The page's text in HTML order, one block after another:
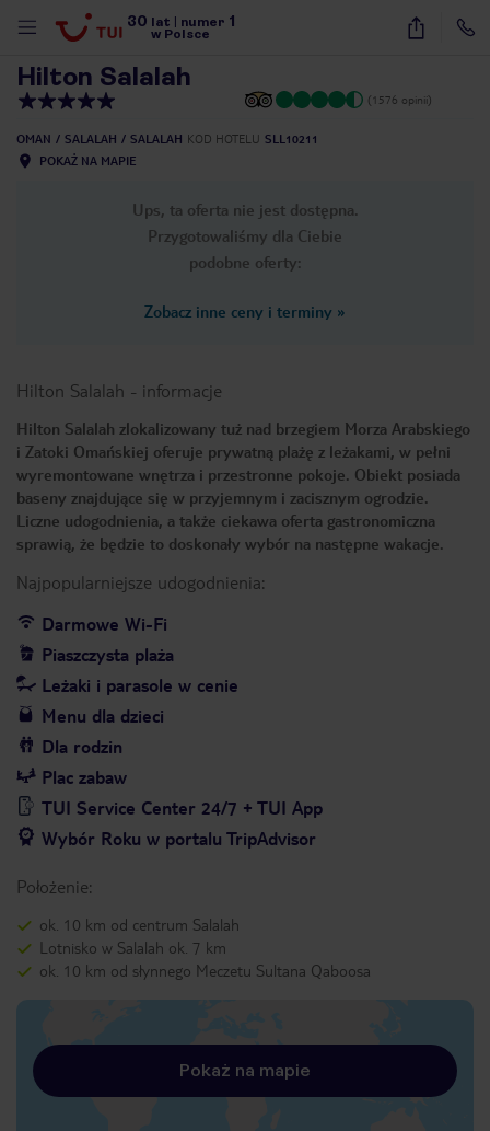
30 lat numer 1
w Polsce
40
Hilton Salalah
(1576 opinii)
OMAN SALALAH SALALAH KOD HOTELU SLL10211
POKAŻ NA MAPIE
Ups, ta oferta nie jest dostępna.
Przygotowaliśmy dla Ciebie
podobne oferty:
Zobacz inne ceny i terminy »
Hilton Salalah - informacje
Hilton Salalah zlokalizowany tuż nad brzegiem Morza Arabskiego
i Zatoki Omańskiej oferuje prywatną plażę z leżakami, w pełni
wyremontowane wnętrza i przestronne pokoje. Obiekt posiada
baseny znajdujące się w przyjemnym i zacisznym ogrodzie.
Liczne udogodnienia, a także ciekawa oferta gastronomiczna
sprawią, że będzie to doskonały wybór na następne wakacje.
Najpopularniejsze udogodnienia:
Darmowe Wi-Fi
Piaszczysta plaża
Leżaki i parasole w cenie
Menu dla dzieci
Dla rodzin
Plac zabaw
TUI Service Center 24/7 + TUI App
Wybór Roku w portalu TripAdvisor
Położenie:
ok. 10 km od centrum Salalah
Lotnisko w Salalah ok. 7 km
ok. 10 km od słynnego Meczetu Sultana Qaboosa
Pokaż na mapie